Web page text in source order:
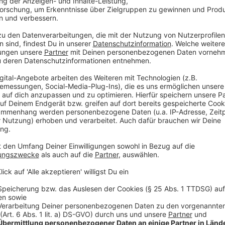
Anzeige
Dazu kommen wenig Schlaf und oft auch fettige,
Bluthochdruck, Diabetes oder Herzproblemen
Anzeige
Anzeige
Das gelte aber auch für gesunde Menschen,
ausgewogene Mischung.